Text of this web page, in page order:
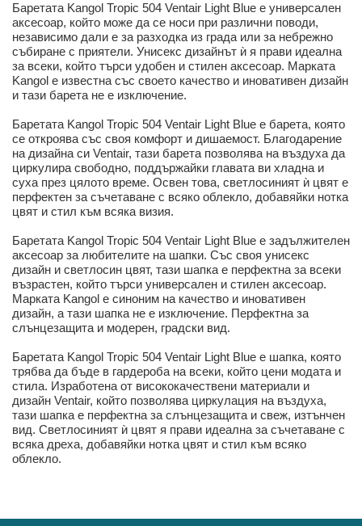
Баретата Kangol Tropic 504 Ventair Light Blue е универсален
аксесоар, който може да се носи при различни поводи,
независимо дали е за разходка из града или за небрежно
събиране с приятели. Унисекс дизайнът ѝ я прави идеална
за всеки, който търси удобен и стилен аксесоар. Марката
Kangol е известна със своето качество и иновативен дизайн
и тази барета не е изключение.
Баретата Kangol Tropic 504 Ventair Light Blue е барета, която
се откроява със своя комфорт и дишаемост. Благодарение
на дизайна си Ventair, тази барета позволява на въздуха да
циркулира свободно, поддържайки главата ви хладна и
суха през цялото време. Освен това, светлосиният ѝ цвят е
перфектен за съчетаване с всяко облекло, добавяйки нотка
цвят и стил към всяка визия.
Баретата Kangol Tropic 504 Ventair Light Blue е задължителен
аксесоар за любителите на шапки. Със своя унисекс
дизайн и светлосин цвят, тази шапка е перфектна за всеки
възрастен, който търси универсален и стилен аксесоар.
Марката Kangol е синоним на качество и иновативен
дизайн, а тази шапка не е изключение. Перфектна за
слънцезащита и модерен, градски вид.
Баретата Kangol Tropic 504 Ventair Light Blue е шапка, която
трябва да бъде в гардероба на всеки, който цени модата и
стила. Изработена от висококачествени материали и
дизайн Ventair, който позволява циркулация на въздуха,
тази шапка е перфектна за слънцезащита и свеж, изтънчен
вид. Светлосиният ѝ цвят я прави идеална за съчетаване с
всяка дреха, добавяйки нотка цвят и стил към всяко
облекло.